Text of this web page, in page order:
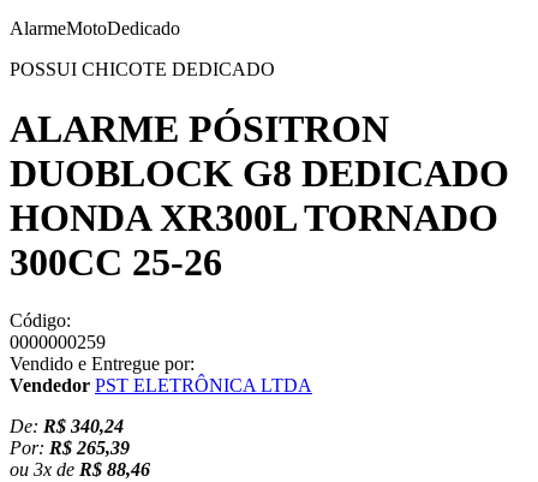
AlarmeMotoDedicado
POSSUI CHICOTE DEDICADO
ALARME PÓSITRON
DUOBLOCK G8 DEDICADO
HONDA XR300L TORNADO
300CC 25-26
Código:
0000000259
Vendido e Entregue por:
Vendedor PST ELETRÔNICA LTDA
De: R$ 340,24
Por: R$ 265,39
ou 3x de R$ 88,46